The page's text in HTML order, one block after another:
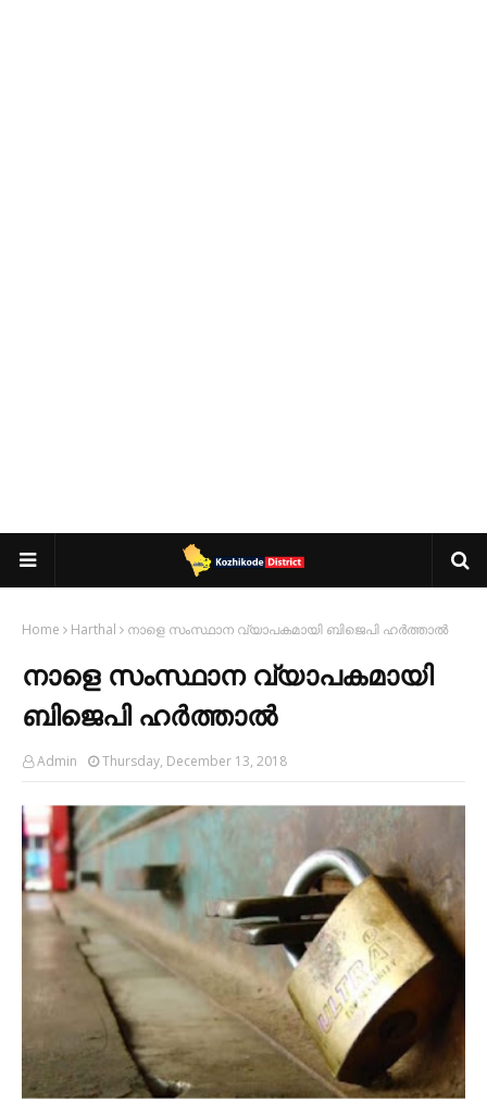
Home Harthal നാളെ സംസ്ഥാന വ്യാപകമായി ബിജെപി ഹര്‍ത്താല്‍
നാളെ സംസ്ഥാന വ്യാപകമായി
ബിജെപി ഹര്‍ത്താല്‍
Admin Thursday, December 13, 2018